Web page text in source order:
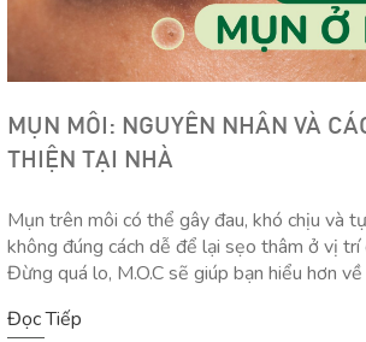
MỤN MÔI: NGUYÊN NHÂN VÀ
THIỆN TẠI NHÀ
Mụn trên môi có thể gây đau, khó chịu và
không đúng cách dễ để lại sẹo thâm ở vị trí
Đừng quá lo, M.O.C sẽ giúp bạn hiểu hơn về
[…]
Đọc Tiếp